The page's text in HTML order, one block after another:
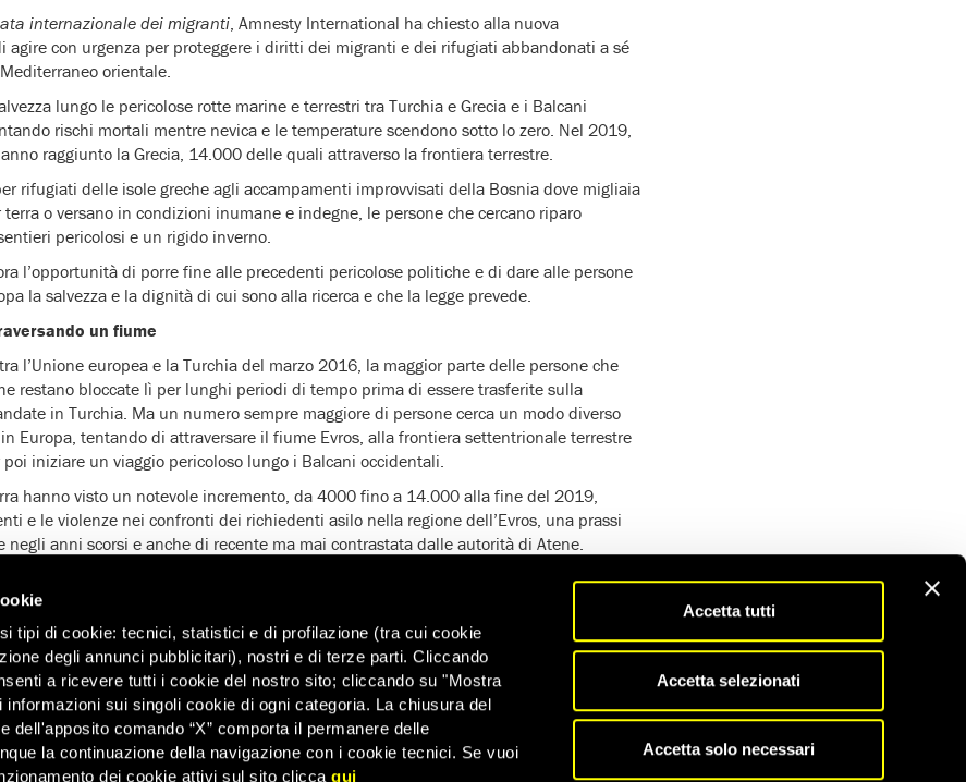
tipi di cookie: tecnici, statistici e di profilazione (tra cui cookie
degli annunci pubblicitari), nostri e di terze parti. Cliccando
a ricevere tutti i cookie del nostro sito; cliccando su "Mostra
informazioni sui singoli cookie di ogni categoria. La chiusura del
dell'apposito comando “X” comporta il permanere delle
la continuazione della navigazione con i cookie tecnici. Se vuoi
dei cookie attivi sul sito cliccaqui
Accetta tutti
Accetta selezionati
Accetta solo necessari
internazionale dei migranti , Amnesty International ha chiesto alla nuova
agire con urgenza per proteggere i diritti dei migranti e dei rifugiati abbandonati a sé
orientale.
lungo le pericolose rotte marine e terrestri tra Turchia e Grecia e i Balcani
rischi mortali mentre nevica e le temperature scendono sotto lo zero. Nel 2019,
raggiunto la Grecia, 14.000 delle quali attraverso la frontiera terrestre.
rifugiati delle isole greche agli accampamenti improvvisati della Bosnia dove migliaia
o versano in condizioni inumane e indegne, le persone che cercano riparo
pericolosi e un rigido inverno.
l’opportunità di porre fine alle precedenti pericolose politiche e di dare alle persone
la salvezza e la dignità di cui sono alla ricerca e che la legge prevede.
un fiume
l’Unione europea e la Turchia del marzo 2016, la maggior parte delle persone che
restano bloccate lì per lunghi periodi di tempo prima di essere trasferite sulla
in Turchia. Ma un numero sempre maggiore di persone cerca un modo diverso
Europa, tentando di attraversare il fiume Evros, alla frontiera settentrionale terrestre
iniziare un viaggio pericoloso lungo i Balcani occidentali.
hanno visto un notevole incremento, da 4000 fino a 14.000 alla fine del 2019,
e le violenze nei confronti dei richiedenti asilo nella regione dell’Evros, una prassi
anni scorsi e anche di recente ma mai contrastata dalle autorità di Atene.
il percorso dal confine dell’Evros verso l’interno della Grecia, sei persone sono morte di
bisogno di proteggere coloro che intraprendono questo tragitto sempre più
tuttavia, non sta facendo niente per aiutarle. Al contrario, dichiara di voler sigillare
l’installazione di sistemi di sorveglianza per scoraggiare l’attraversamento del
che queste ulteriori misure repressive abbandoneranno ancora una volta a sé
bisogno di percorsi legali e sicuri d’ingresso.
crisi umanitaria